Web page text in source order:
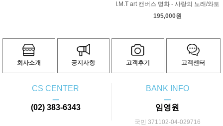
I.M.T art 캔버스 명화 - 사랑의 노래/와토
195,000원
회사소개 공지사항 고객후기 고객센터
CS CENTER
ㅡ
(02) 383-6343
BANK INFO
ㅡ
임영원
국민 371102-04-029716